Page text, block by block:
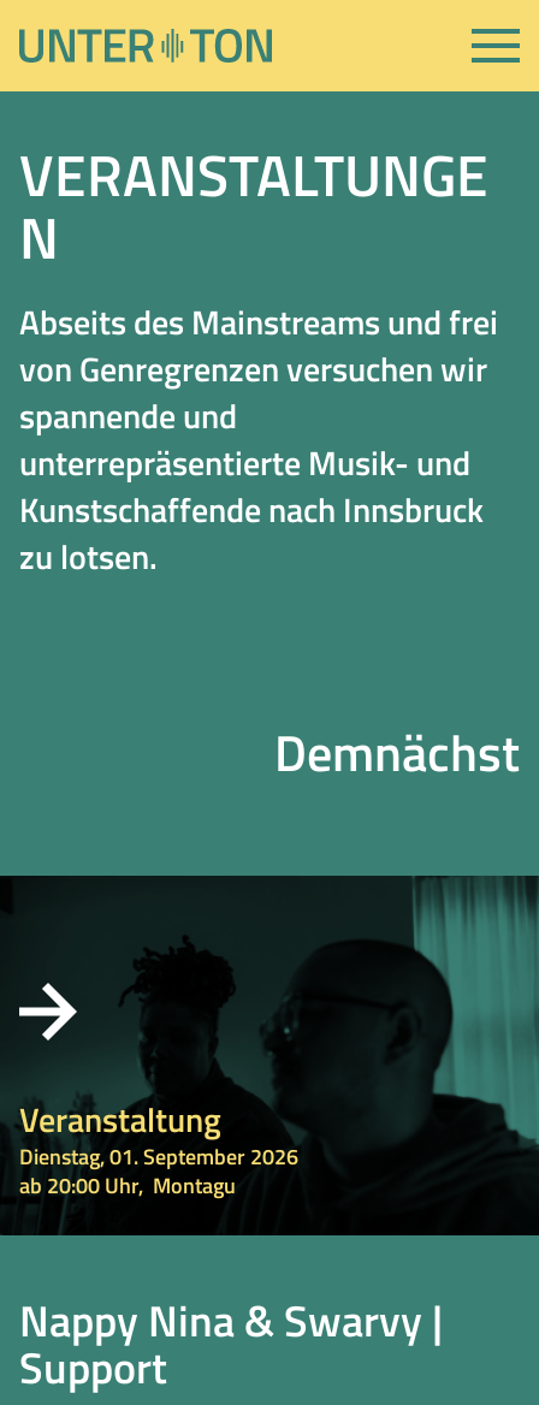
VERANSTALTUNGE
N
Abseits des Mainstreams und frei
von Genregrenzen versuchen wir
spannende und
unterrepräsentierte Musik- und
Kunstschaffende nach Innsbruck
zu lotsen.
Demnächst
Veranstaltung
Dienstag, 01. September 2026
ab 20:00 Uhr, Montagu
Nappy Nina & Swarvy |
Support